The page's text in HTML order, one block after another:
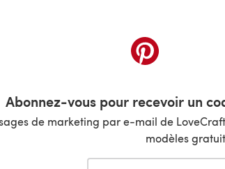
dans un nouvel onglet) (s'ouvre dans
Abonnez-vous pour recevoir un
de marketing par e-mail de
modèles